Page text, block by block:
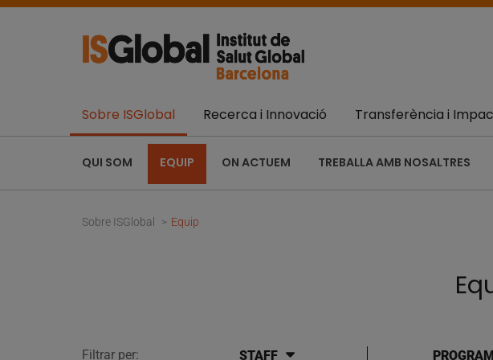
Sobre ISGlobal
QUI SOM EQUIP ON ACTUEM TREBALLA AMB NOSALTRES
Recerca i Innovació Transferència i
Sobre ISGlobal Equip
Filtrar per: STAFF